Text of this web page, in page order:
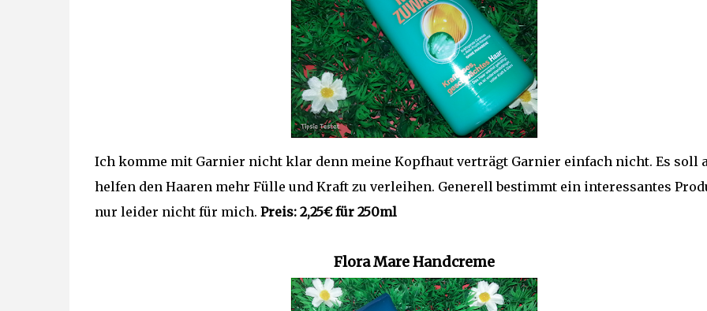
Ich komme mit Garnier nicht klar denn meine Kopfhaut verträgt Garnier einfach nicht. Es soll
helfen den Haaren mehr Fülle und Kraft zu verleihen. Generell bestimmt ein interessantes
nur leider nicht für mich. Preis: 2,25€ für 250ml
Flora Mare Handcreme